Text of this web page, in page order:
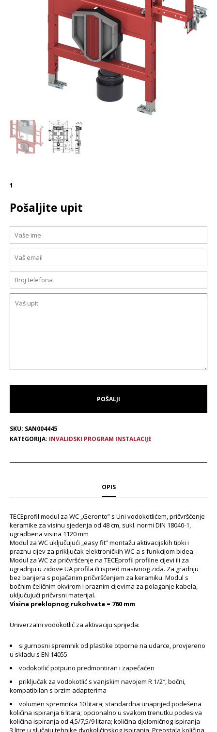
1
Pošaljite upit
SKU: SAN004445
KATEGORIJA: INVALIDSKI PROGRAM INSTALACIJE
OPIS
TECEprofil modul za WC „Geronto” s Uni vodokotlićem, pričvršćenje
keramike za visinu sjedenja od 48 cm, sukl. normi DIN 18040-1,
ugradbena visina 1120 mm
Modul za WC uključujući „easy fit” montažu aktivacijskih tipki i
praznu cijev za priključak elektroničkih WC-a s funkcijom bidea.
Modul za WC za pričvršćenje na TECEprofil profilne cijevi ili za
ugradnju u zidove UA profila ili ispred masivnog zida. Za gradnju
bez barijera s pojačanim pričvršćenjem za keramiku. Modul s
bočnim čeličnim okvirom i praznim cijevima za polaganje kabela,
uključujući pričvrsni materijal.
Visina preklopnog rukohvata = 760 mm
Univerzalni vodokotlić za aktivaciju sprijeda:
sigurnosni spremnik od plastike otporne na udarce, provjereno
u skladu s EN 14055
vodokotlić potpuno predmontiran i zapečaćen
priključak za vodokotlić s vanjskim navojem R 1/2″, bočni,
kompatibilan s brzim adapterima
volumen spremnika 10 litara; standardna unaprijed podešena
količina ispiranja 6 litara; opcionalno u svakom trenutku podesiva
količina ispiranja od 4,5/7,5/9 litara; količina djelomičnog ispiranja
3 litre u slučaju tehnike dvokoličinskog ispiranja. Preostala količina